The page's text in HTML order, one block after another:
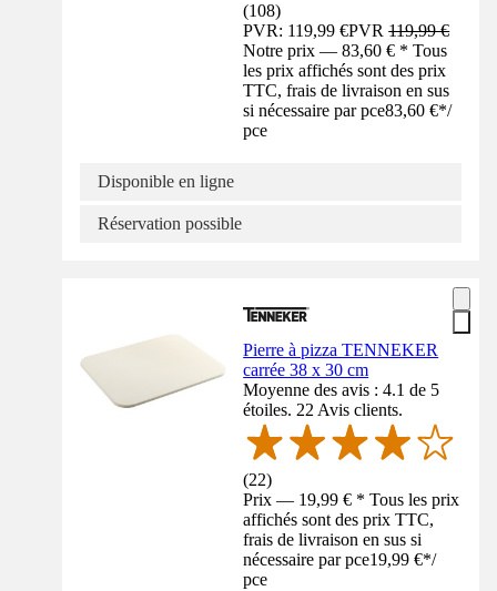
(108)
PVR: 119,99 €PVR119,99 €
Notre prix — 83,60 € * Tous
les prix affichés sont des prix
TTC, frais de livraison en sus
si nécessaire par pce83,60 €*/
pce
Disponible en ligne
Réservation possible
Pierre à pizza TENNEKER
carrée 38 x 30 cm
Moyenne des avis : 4.1 de 5
étoiles. 22 Avis clients.
(22)
Prix — 19,99 € * Tous les prix
affichés sont des prix TTC,
frais de livraison en sus si
nécessaire par pce19,99 €*/
pce